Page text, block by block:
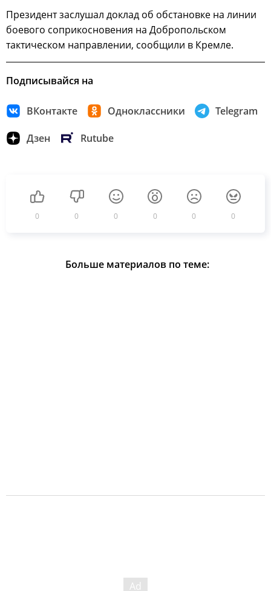
Президент заслушал доклад об обстановке на линии
боевого соприкосновения на Добропольском
тактическом направлении, сообщили в Кремле.
Подписывайся на
ВКонтакте Одноклассники Telegram
Дзен Rutube
0 0 0 0 0 0
Больше материалов по теме: